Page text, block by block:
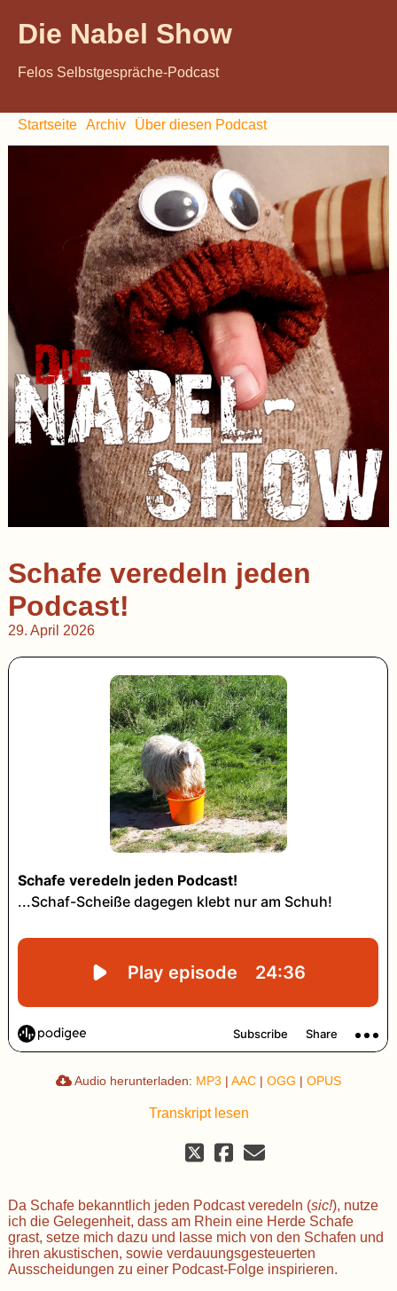
Die Nabel Show
Felos Selbstgespräche-Podcast
Startseite Archiv Über diesen Podcast
Schafe veredeln jeden
Podcast!
29. April 2026
Audio herunterladen: MP3 | AAC | OGG | OPUS
Transkript lesen
Da Schafe bekanntlich jeden Podcast veredeln (sic!), nutze
ich die Gelegenheit, dass am Rhein eine Herde Schafe
grast, setze mich dazu und lasse mich von den Schafen und
ihren akustischen, sowie verdauungsgesteuerten
Ausscheidungen zu einer Podcast-Folge inspirieren.